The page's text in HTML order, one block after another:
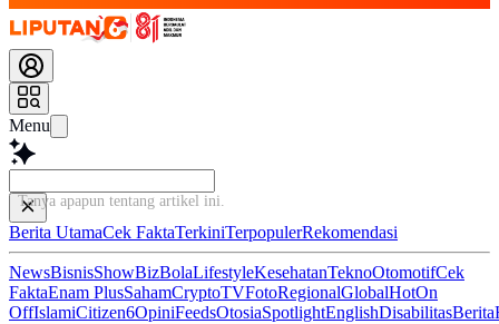
Menu
Tanya apapun tentang artikel in
Berita UtamaCek FaktaTerkiniTerpopulerRekomendasi
NewsBisnisShowBizBolaLifestyleKesehatanTeknoOtomotifCek
FaktaEnam PlusSahamCryptoTVFotoRegionalGlobalHotOn
OffIslamiCitizen6OpiniFeedsOtosiaSpotlightEnglishDisabilitasBerita